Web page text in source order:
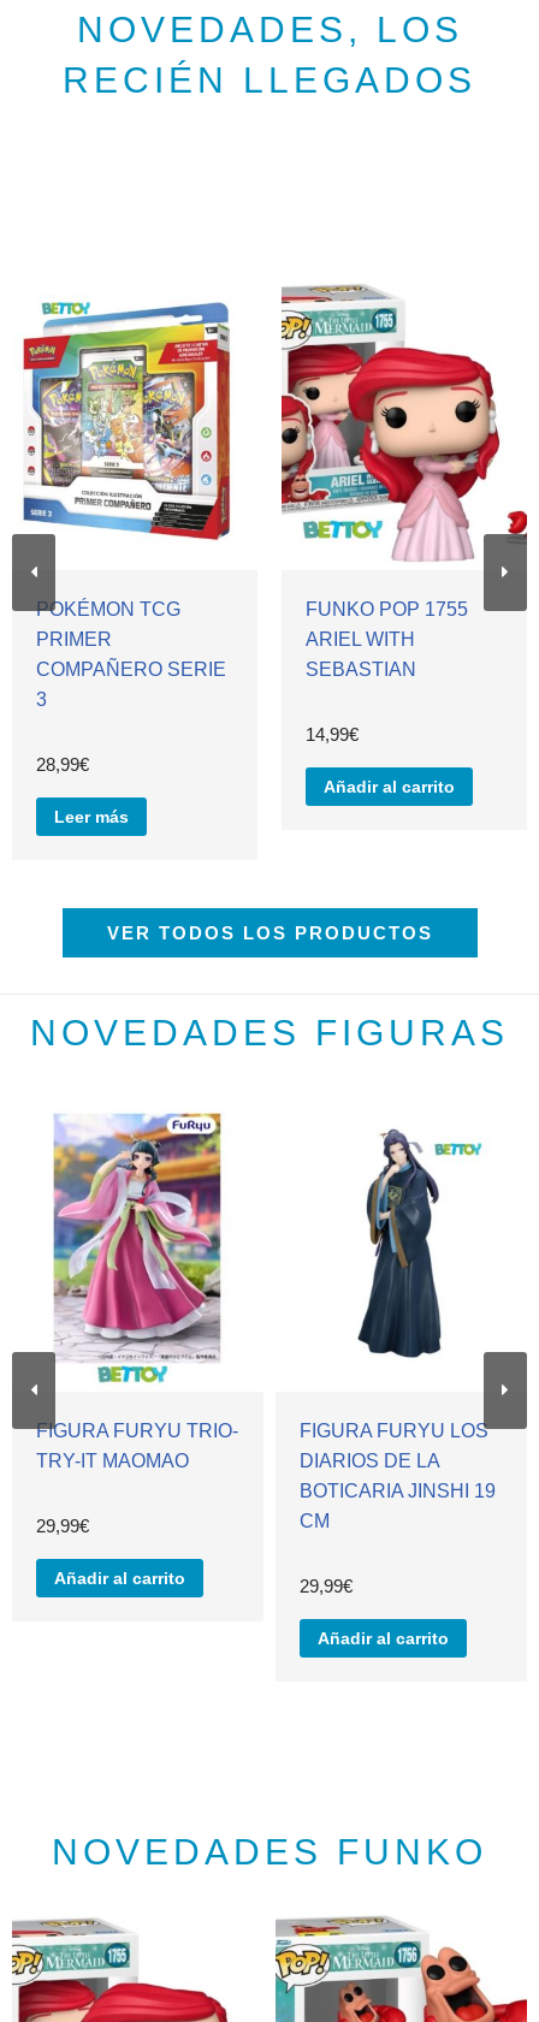
NOVEDADES, LOS
RECIÉN LLEGADOS
POKÉMON TCG
PRIMER
COMPAÑERO SERIE
3
28,99€
Leer más
FUNKO POP 1755
ARIEL WITH
SEBASTIAN
14,99€
Añadir al carrito
VER TODOS LOS PRODUCTOS
NOVEDADES FIGURAS
FIGURA FURYU TRIO-
TRY-IT MAOMAO
29,99€
Añadir al carrito
FIGURA FURYU LOS
DIARIOS DE LA
BOTICARIA JINSHI 19
CM
29,99€
Añadir al carrito
NOVEDADES FUNKO